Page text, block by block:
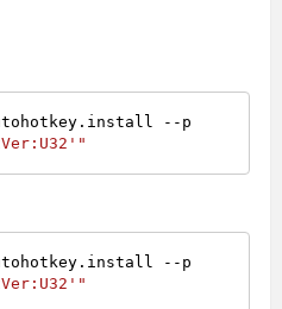
--p
--p